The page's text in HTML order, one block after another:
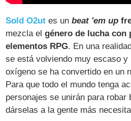
Sold O2ut es unbeat 'em up
mezcla elgénero de lucha con
elementos RPG. En una
se está volviendo muy escaso y
oxígeno se ha convertido en un
Para que todo el mundo tenga
personajes se unirán para robar
dárselas a la gente más